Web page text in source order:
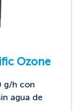
Ozone
g/h con
agua de